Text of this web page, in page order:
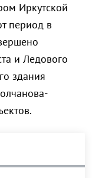
Иркутской
период в
и Ледового
здания